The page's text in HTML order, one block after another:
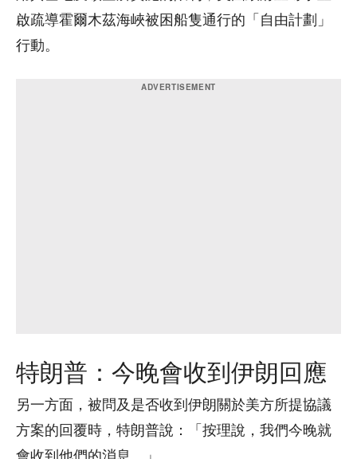
啟疏導霍爾木茲海峽被困船隻通行的「自由計劃」
行動。
特朗普：今晚會收到伊朗回應
另一方面，被問及是否收到伊朗關於美方所提協議
方案的回覆時，特朗普說：「按理說，我們今晚就